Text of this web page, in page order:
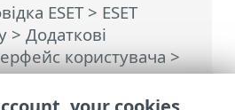
ESET> ESET
> Додаткові
користувача>